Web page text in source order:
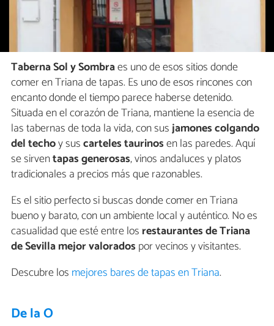
Taberna Sol y Sombraes uno de esos sitios donde
comer en Triana de tapas. Es uno de esos rincones con
encanto donde el tiempo parece haberse detenido.
Situada en el corazón de Triana, mantiene la esencia de
las tabernas de toda la vida, con susjamones colgando
del techoy suscarteles taurinosen las paredes. Aquí
se sirventapas generosas, vinos andaluces y platos
tradicionales a precios más que razonables.
Es el sitio perfecto si buscas donde comer en Triana
bueno y barato, con un ambiente local y auténtico. No es
casualidad que esté entre los restaurantes de Triana
de Sevilla mejor valorados por vecinos y visitantes.
Descubre los mejores bares de tapas en Triana.
De la O